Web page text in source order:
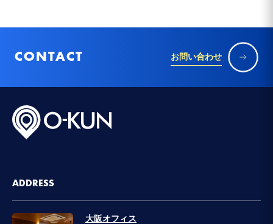
CONTACT お問い合わせ
ADDRESS
大阪オフィス